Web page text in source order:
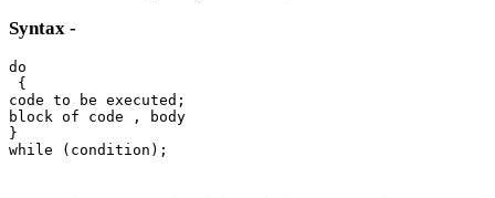
Syntax -
do
{
code to be executed;
block of code , body
}
while (condition);